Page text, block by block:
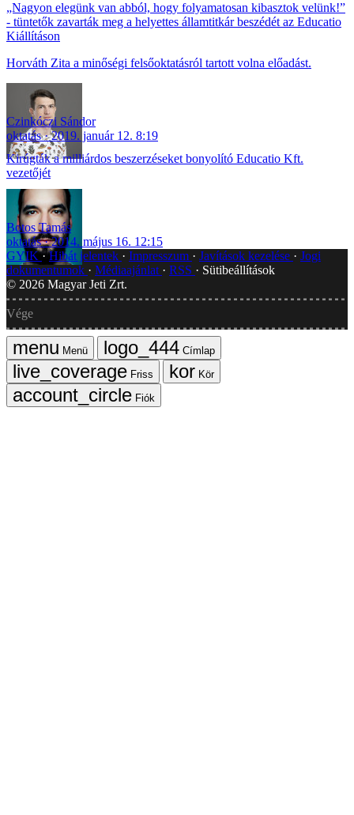
„Nagyon elegünk van abból, hogy folyamatosan kibasztok velünk!”
- tüntetők zavarták meg a helyettes államtitkár beszédét az Educatio
Kiállításon
Horváth Zita a minőségi felsőoktatásról tartott volna előadást.
Czinkóczi Sándor
oktatás
2019. január 12. 8:19
Kirúgták a milliárdos beszerzéseket bonyolító Educatio Kft.
vezetőjét
Botos Tamás
oktatás
2014. május 16. 12:15
GYIK Hibát jelentek Impresszum Javítások kezelése
Jogi
dokumentumok
Médiaajánlat RSS
Sütibeállítások
© 2026 Magyar Jeti Zrt.
Vége
Menü
Címlap
Friss
Kör
Fiók